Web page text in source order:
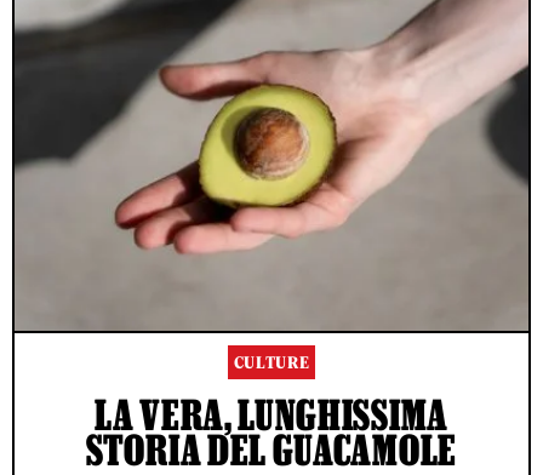
CULTURE
LA VERA, LUNGHISSIMA
STORIA DEL GUACAMOLE